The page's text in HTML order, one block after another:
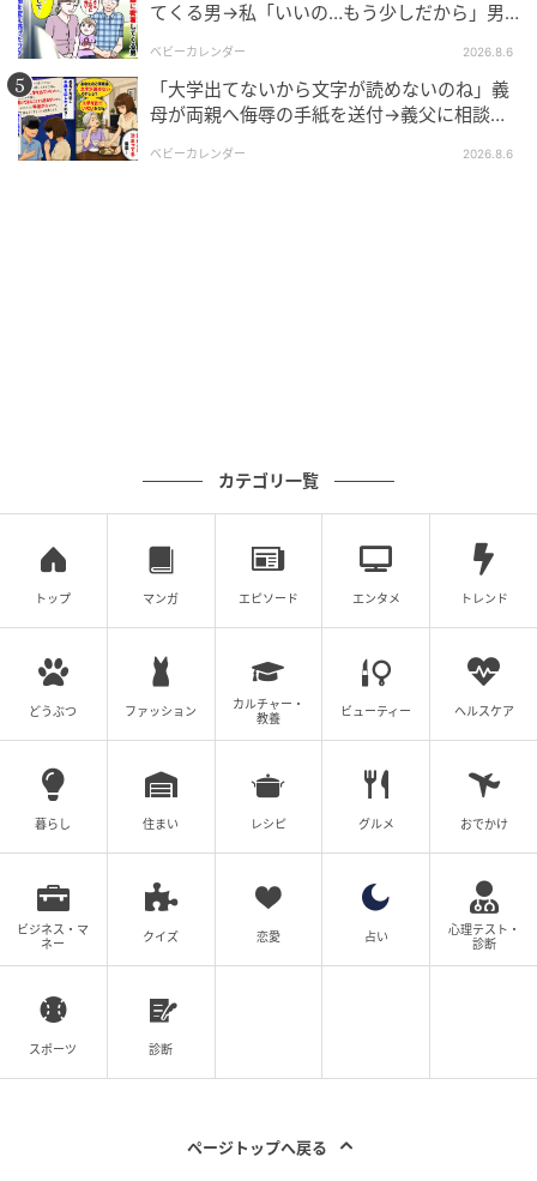
てくる男→私「いいの…もう少しだから」男
ベビーカレンダー 2026.8.6
「大学出てないから文字が読めないのね」義
母が両親へ侮辱の手紙を送付→義父に相談
ベビーカレンダー 2026.8.6
カテゴリ一覧
トップ マンガ エピソード エンタメ トレンド
どうぶつ ファッション
カルチャー・
教養
ビューティー ヘルスケア
暮らし 住まい レシピ グルメ おでかけ
ビジネス・マ
ネー
クイズ 恋愛 占い
心理テスト・
診断
スポーツ 診断
ページトップへ戻る